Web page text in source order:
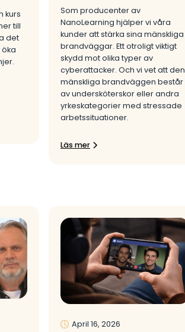
kurs
till
det
Som producenter av
NanoLearning hjälper vi våra
kunder att stärka sina mänskliga
brandväggar. Ett otroligt viktigt
skydd mot olika typer av
cyberattacker. Och vi vet att den
mänskliga brandväggen består
av undersköterskor eller andra
yrkeskategorier med stressade
arbetssituationer.
Läs mer
April 16, 2026